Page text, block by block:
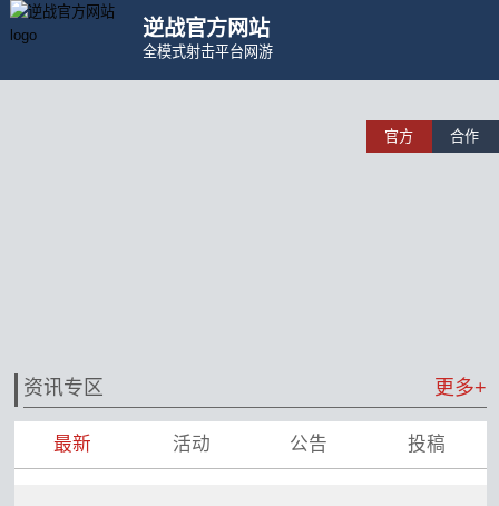
逆战官方网站
全模式射击平台网游
官方 合作
资讯专区 更多+
最新 活动 公告 投稿